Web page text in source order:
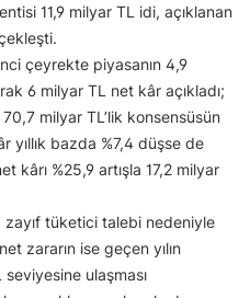
11,9 milyar TL idi, açıklanan
çeyrekte piyasanın 4,9
6 milyar TL net kâr açıkladı;
milyar TL’lik konsensüsün
yıllık bazda %7,4 düşse de
kârı %25,9 artışla 17,2 milyar
zayıf tüketici talebi nedeniyle
zararın ise geçen yılın
seviyesine ulaşması